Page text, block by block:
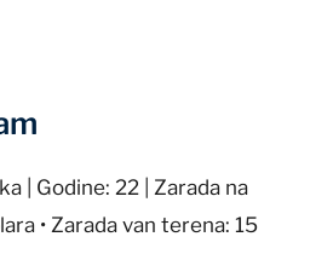
| Godine: 22 | Zarada na
• Zarada van terena: 15